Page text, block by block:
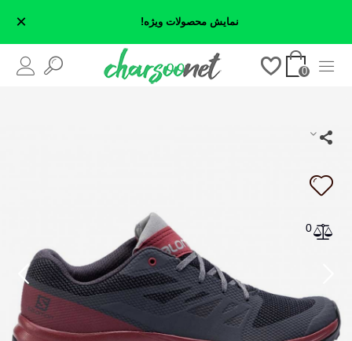
نمایش محصولات ویژه! ×
0
0